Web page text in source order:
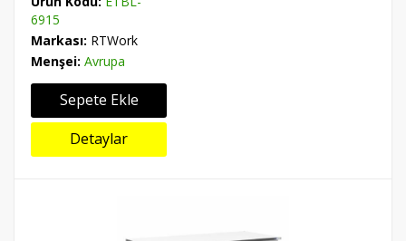
6915
Markası: RTWork
Menşei: Avrupa
Sepete Ekle
Detaylar